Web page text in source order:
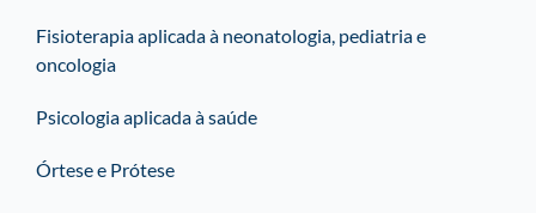
Fisioterapia aplicada à neonatologia, pediatria e
oncologia
Psicologia aplicada à saúde
Órtese e Prótese